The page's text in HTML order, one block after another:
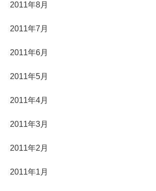
2011年8月
2011年7月
2011年6月
2011年5月
2011年4月
2011年3月
2011年2月
2011年1月